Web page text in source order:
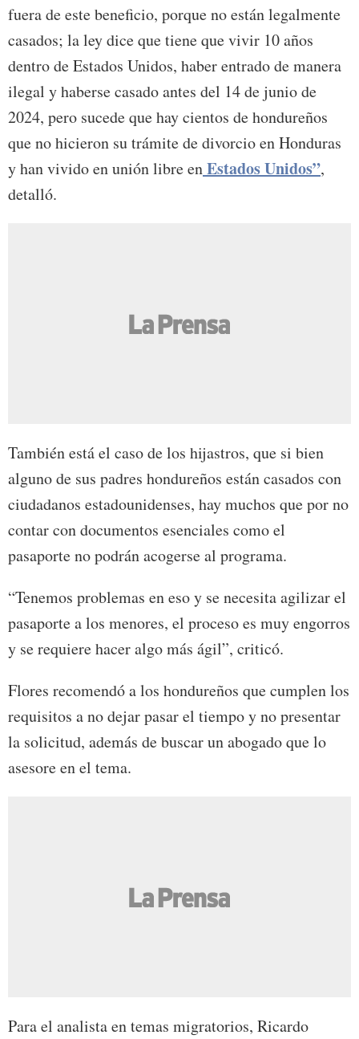
fuera de este beneficio, porque no están legalmente
casados; la ley dice que tiene que vivir 10 años
dentro de Estados Unidos, haber entrado de manera
ilegal y haberse casado antes del 14 de junio de
2024, pero sucede que hay cientos de hondureños
que no hicieron su trámite de divorcio en Honduras
y han vivido en unión libre enEstados Unidos”,
detalló.
También está el caso de los hijastros, que si bien
alguno de sus padres hondureños están casados con
ciudadanos estadounidenses, hay muchos que por no
contar con documentos esenciales como el
pasaporte no podrán acogerse al programa.
“Tenemos problemas en eso y se necesita agilizar el
pasaporte a los menores, el proceso es muy engorros
y se requiere hacer algo más ágil”, criticó.
Flores recomendó a los hondureños que cumplen los
requisitos a no dejar pasar el tiempo yno presentar
la solicitud, además de buscar un abogado que lo
asesore en el tema.
Para el analista en temas migratorios, Ricardo